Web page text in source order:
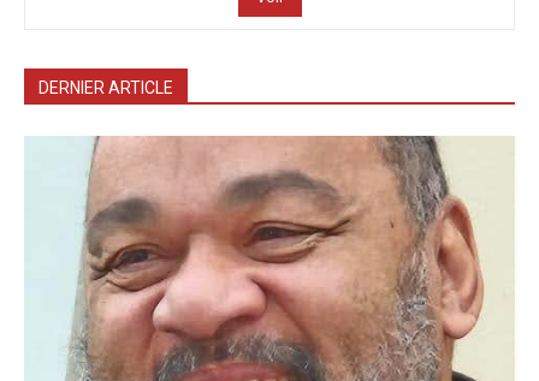
DERNIER ARTICLE